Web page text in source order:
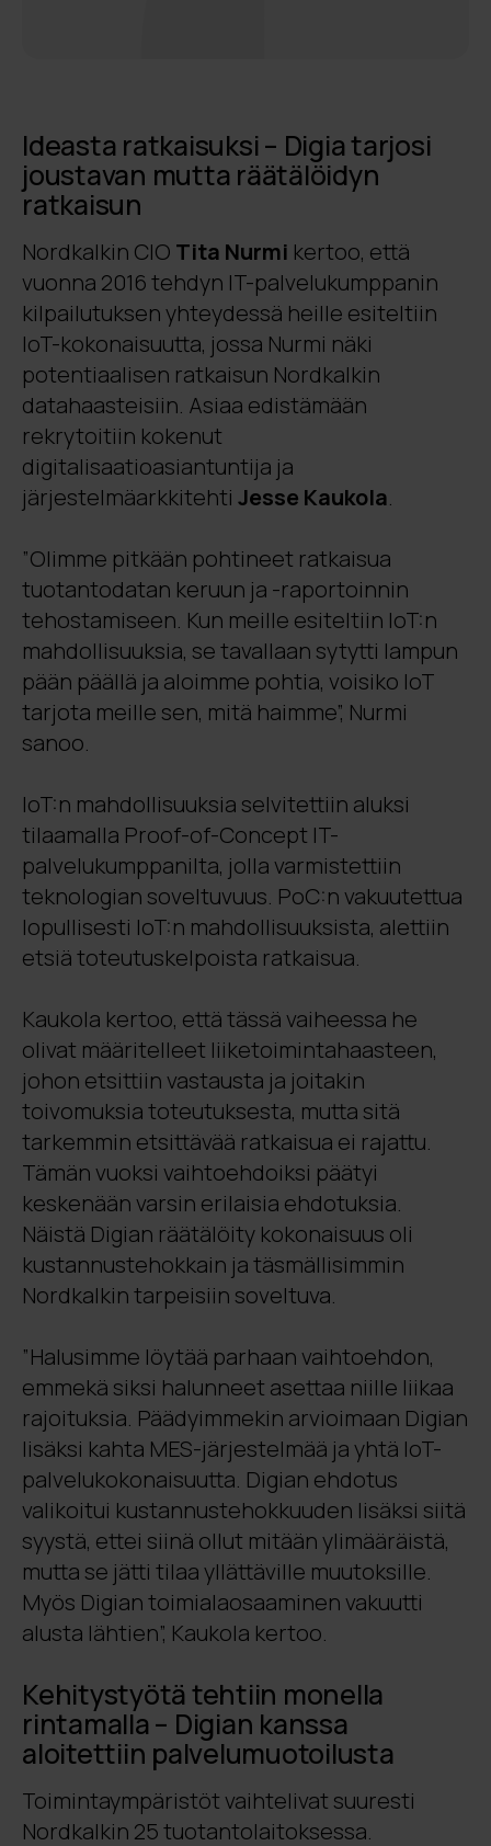
Ideasta ratkaisuksi – Digia tarjosi
joustavan mutta räätälöidyn
ratkaisun
Nordkalkin CIO Tita Nurmi kertoo, että
vuonna 2016 tehdyn IT-palvelukumppanin
kilpailutuksen yhteydessä heille esiteltiin
IoT-kokonaisuutta, jossa Nurmi näki
potentiaalisen ratkaisun Nordkalkin
datahaasteisiin. Asiaa edistämään
rekrytoitiin kokenut
digitalisaatioasiantuntija ja
järjestelmäarkkitehti Jesse Kaukola.
”Olimme pitkään pohtineet ratkaisua
tuotantodatan keruun ja -raportoinnin
tehostamiseen. Kun meille esiteltiin IoT:n
mahdollisuuksia, se tavallaan sytytti lampun
pään päällä ja aloimme pohtia, voisiko IoT
tarjota meille sen, mitä haimme”, Nurmi
sanoo.
IoT:n mahdollisuuksia selvitettiin aluksi
tilaamalla Proof-of-Concept IT-
palvelukumppanilta, jolla varmistettiin
teknologian soveltuvuus. PoC:n vakuutettua
lopullisesti IoT:n mahdollisuuksista, alettiin
etsiä toteutuskelpoista ratkaisua.
Kaukola kertoo, että tässä vaiheessa he
olivat määritelleet liiketoimintahaasteen,
johon etsittiin vastausta ja joitakin
toivomuksia toteutuksesta, mutta sitä
tarkemmin etsittävää ratkaisua ei rajattu.
Tämän vuoksi vaihtoehdoiksi päätyi
keskenään varsin erilaisia ehdotuksia.
Näistä Digian räätälöity kokonaisuus oli
kustannustehokkain ja täsmällisimmin
Nordkalkin tarpeisiin soveltuva.
”Halusimme löytää parhaan vaihtoehdon,
emmekä siksi halunneet asettaa niille liikaa
rajoituksia. Päädyimmekin arvioimaan Digian
lisäksi kahta MES-järjestelmää ja yhtä IoT-
palvelukokonaisuutta. Digian ehdotus
valikoitui kustannustehokkuuden lisäksi siitä
syystä, ettei siinä ollut mitään ylimääräistä,
mutta se jätti tilaa yllättäville muutoksille.
Myös Digian toimialaosaaminen vakuutti
alusta lähtien”, Kaukola kertoo.
Kehitystyötä tehtiin monella
rintamalla – Digian kanssa
aloitettiin palvelumuotoilusta
Toimintaympäristöt vaihtelivat suuresti
Nordkalkin 25 tuotantolaitoksessa.